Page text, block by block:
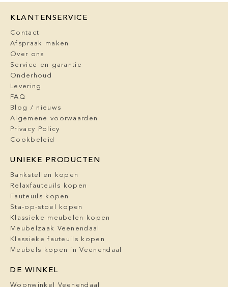
KLANTENSERVICE
Contact
Afspraak maken
Over ons
Service en garantie
Onderhoud
Levering
FAQ
Blog / nieuws
Algemene voorwaarden
Privacy Policy
Cookbeleid
UNIEKE PRODUCTEN
Bankstellen kopen
Relaxfauteuils kopen
Fauteuils kopen
Sta-op-stoel kopen
Klassieke meubelen kopen
Meubelzaak Veenendaal
Klassieke fauteuils kopen
Meubels kopen in Veenendaal
DE WINKEL
Woonwinkel Veenendaal